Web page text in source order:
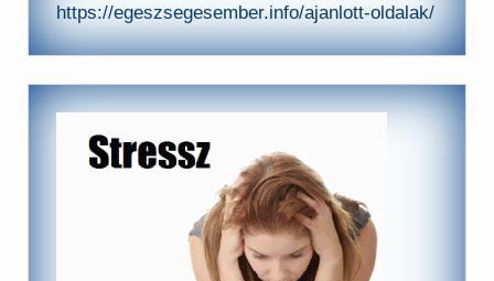
https://egeszsegesember.info/ajanlott-oldalak/